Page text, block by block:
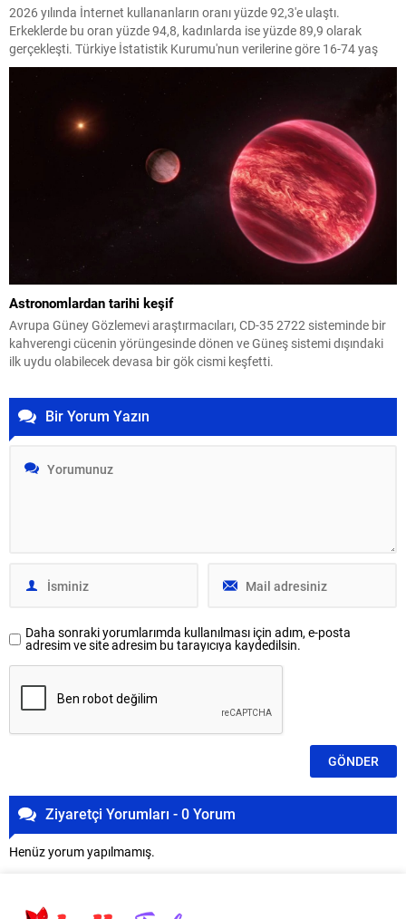
2026 yılında İnternet kullananların oranı yüzde 92,3'e ulaştı.
Erkeklerde bu oran yüzde 94,8, kadınlarda ise yüzde 89,9 olarak
gerçekleşti. Türkiye İstatistik Kurumu'nun verilerine göre 16-74 yaş
aralığındaki bireyler arasında İnternet kullanımı artış gösterdi.
Astronomlardan tarihi keşif
Avrupa Güney Gözlemevi araştırmacıları, CD-35 2722 sisteminde bir
kahverengi cücenin yörüngesinde dönen ve Güneş sistemi dışındaki
ilk uydu olabilecek devasa bir gök cismi keşfetti.
Bir Yorum Yazın
Daha sonraki yorumlarımda kullanılması için adım, e-posta
adresim ve site adresim bu tarayıcıya kaydedilsin.
Ziyaretçi Yorumları - 0 Yorum
Henüz yorum yapılmamış.